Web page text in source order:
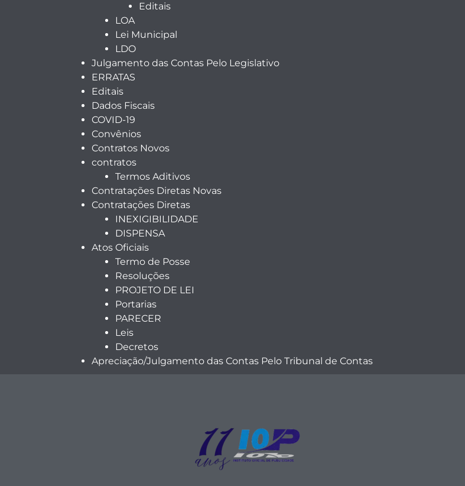
Editais
LOA
Lei Municipal
LDO
Julgamento das Contas Pelo Legislativo
ERRATAS
Editais
Dados Fiscais
COVID-19
Convênios
Contratos Novos
contratos
Termos Aditivos
Contratações Diretas Novas
Contratações Diretas
INEXIGIBILIDADE
DISPENSA
Atos Oficiais
Termo de Posse
Resoluções
PROJETO DE LEI
Portarias
PARECER
Leis
Decretos
Apreciação/Julgamento das Contas Pelo Tribunal de Contas